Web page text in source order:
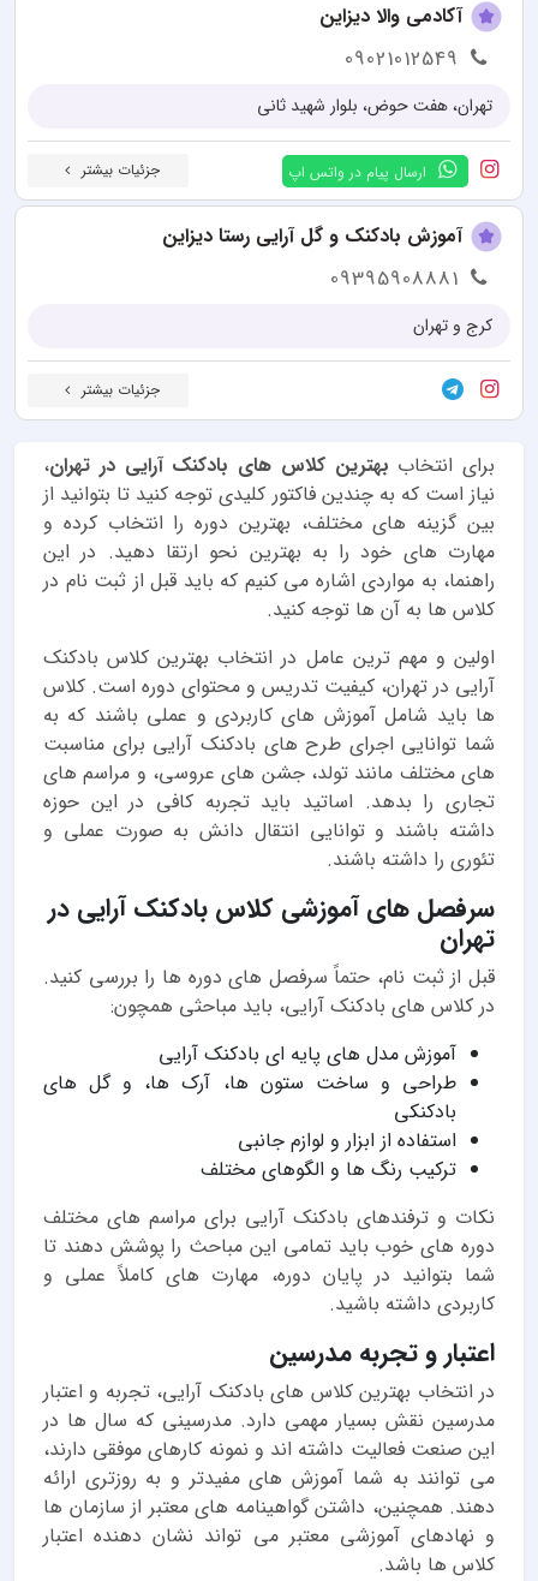
آکادمی والا دیزاین
09021012549
تهران، هفت حوض، بلوار شهید ثانی
ارسال پیام در واتس اپ جزئیات بیشتر
آموزش بادکنک و گل آرایی رستا دیزاین
09395908881
کرج و تهران
جزئیات بیشتر
برای انتخاب بهترین کلاس های بادکنک آرایی در تهران،
نیاز است که به چندین فاکتور کلیدی توجه کنید تا بتوانید از
بین گزینه های مختلف، بهترین دوره را انتخاب کرده و
مهارت های خود را به بهترین نحو ارتقا دهید. در این
راهنما، به مواردی اشاره می کنیم که باید قبل از ثبت نام در
کلاس ها به آن ها توجه کنید.
اولین و مهم ترین عامل در انتخاب بهترین کلاس بادکنک
آرایی در تهران، کیفیت تدریس و محتوای دوره است. کلاس
ها باید شامل آموزش های کاربردی و عملی باشند که به
شما توانایی اجرای طرح های بادکنک آرایی برای مناسبت
های مختلف مانند تولد، جشن های عروسی، و مراسم های
تجاری را بدهد. اساتید باید تجربه کافی در این حوزه
داشته باشند و توانایی انتقال دانش به صورت عملی و
تئوری را داشته باشند.
سرفصل های آموزشی کلاس بادکنک آرایی در
تهران
قبل از ثبت نام، حتماً سرفصل های دوره ها را بررسی کنید.
در کلاس های بادکنک آرایی، باید مباحثی همچون:
آموزش مدل های پایه ای بادکنک آرایی
طراحی و ساخت ستون ها، آرک ها، و گل های
بادکنکی
استفاده از ابزار و لوازم جانبی
ترکیب رنگ ها و الگوهای مختلف
نکات و ترفندهای بادکنک آرایی برای مراسم های مختلف
دوره های خوب باید تمامی این مباحث را پوشش دهند تا
شما بتوانید در پایان دوره، مهارت های کاملاً عملی و
کاربردی داشته باشید.
اعتبار و تجربه مدرسین
در انتخاب بهترین کلاس های بادکنک آرایی، تجربه و اعتبار
مدرسین نقش بسیار مهمی دارد. مدرسینی که سال ها در
این صنعت فعالیت داشته اند و نمونه کارهای موفقی دارند،
می توانند به شما آموزش های مفیدتر و به روزتری ارائه
دهند. همچنین، داشتن گواهینامه های معتبر از سازمان ها
و نهادهای آموزشی معتبر می تواند نشان دهنده اعتبار
کلاس ها باشد.